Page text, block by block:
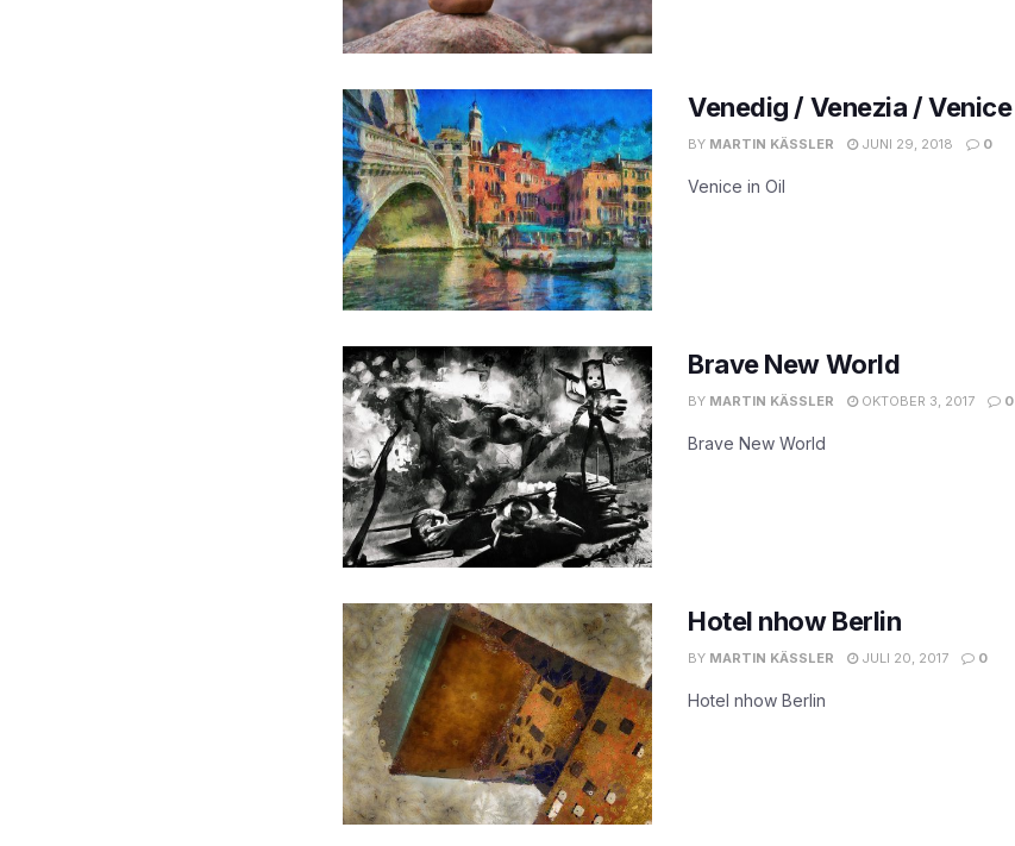
Venedig / Venezia / Venice
BY MARTIN KÄSSLER JUNI 29, 2018 0
Venice in Oil
Brave New World
BY MARTIN KÄSSLER OKTOBER 3, 2017 0
Brave New World
Hotel nhow Berlin
BY MARTIN KÄSSLER JULI 20, 2017 0
Hotel nhow Berlin